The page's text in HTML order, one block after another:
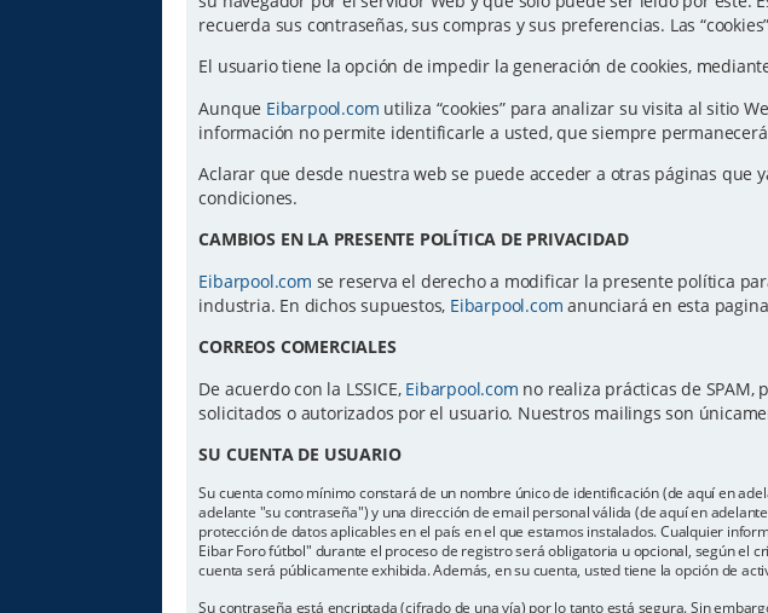
recuerda sus contraseñas, sus compras y sus preferencias. Las
El usuario tiene la opción de impedir la generación de cookies,
Aunque Eibarpool.com utiliza “cookies” para analizar su visita al sitio
información no permite identificarle a usted, que siempre
Aclarar que desde nuestra web se puede acceder a otras páginas que
condiciones.
CAMBIOS EN LA PRESENTE POLÍTICA DE PRIVACIDAD
Eibarpool.com se reserva el derecho a modificar la presente política
industria. En dichos supuestos, Eibarpool.com anunciará en esta
CORREOS COMERCIALES
De acuerdo con la LSSICE, Eibarpool.com no realiza prácticas de
solicitados o autorizados por el usuario. Nuestros mailings son
SU CUENTA DE USUARIO
Su cuenta como mínimo constará de un nombre único de identificación (de aquí en
adelante "su contraseña") y una dirección de email personal válida (de aquí en
protección de datos aplicables en el país en el que estamos instalados. Cualquier
Eibar Foro fútbol" durante el proceso de registro será obligatoria u opcional, según el
cuenta será públicamente exhibida. Además, en su cuenta, usted tiene la opción de
Su contraseña está encriptada (cifrado de una vía) por lo tanto está segura. Sin